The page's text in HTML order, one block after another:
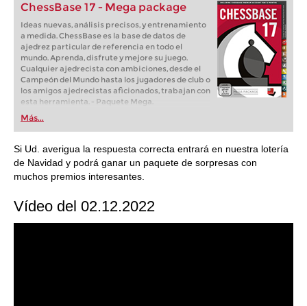
ChessBase 17 - Mega package
Ideas nuevas, análisis precisos, y entrenamiento
a medida. ChessBase es la base de datos de
ajedrez particular de referencia en todo el
mundo. Aprenda, disfrute y mejore su juego.
Cualquier ajedrecista con ambiciones, desde el
Campeón del Mundo hasta los jugadores de club o
los amigos ajedrecistas aficionados, trabajan con
esta herramienta. - Paquete Mega.
Más...
Si Ud. averigua la respuesta correcta entrará en nuestra lotería
de Navidad y podrá ganar un paquete de sorpresas con
muchos premios interesantes.
Vídeo del 02.12.2022